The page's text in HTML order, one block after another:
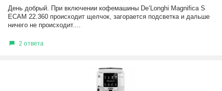
День добрый. При включении кофемашины De’Longhi Magnifica S
ECAM 22.360 происходит щелчок, загорается подсветка и дальше
ничего не происходит....
2 ответа